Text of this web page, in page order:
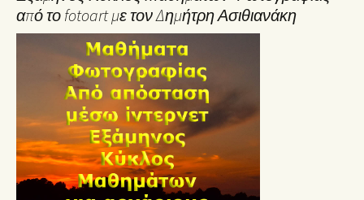
από το fotoart με τον Δημήτρη Ασιθιανάκη